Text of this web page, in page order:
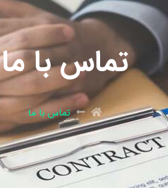
تماس با ما
تماس با ما